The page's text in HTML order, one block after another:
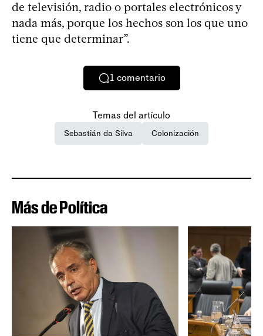
de televisión, radio o portales electrónicos y
nada más, porque los hechos son los que uno
tiene que determinar”.
1 comentario
Temas del artículo
Sebastián da Silva Colonización
Más de Política